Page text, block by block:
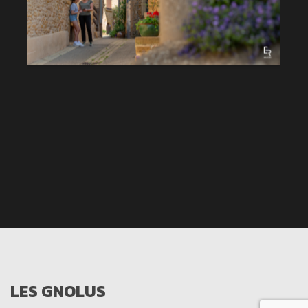
LES GNOLUS